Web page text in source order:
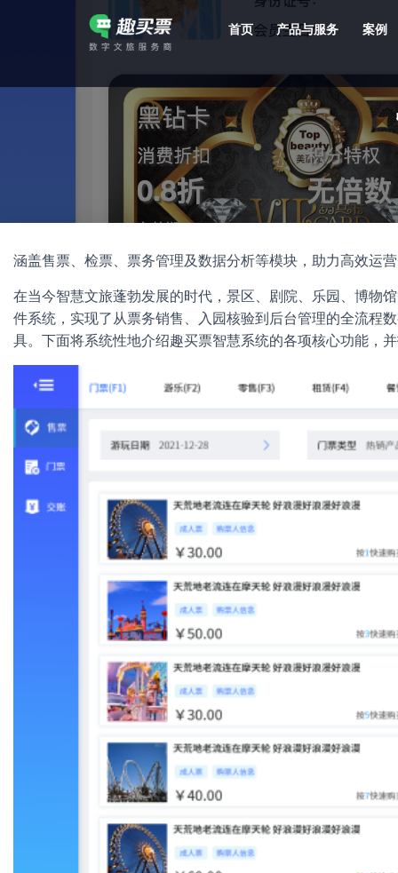
首页 产品与服务 案例
涵盖售票、检票、票务管理及数据分析等模块，助力高效运
在当今智慧文旅蓬勃发展的时代，景区、剧院、乐园、博物
件系统，实现了从票务销售、入园核验到后台管理的全流程
具。下面将系统性地介绍趣买票智慧系统的各项核心功能，